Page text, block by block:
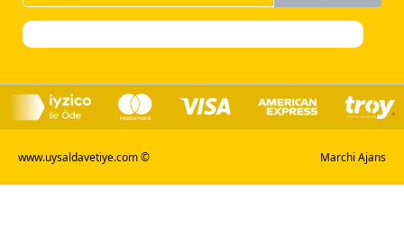
www.uysaldavetiye.com © Marchi Ajans